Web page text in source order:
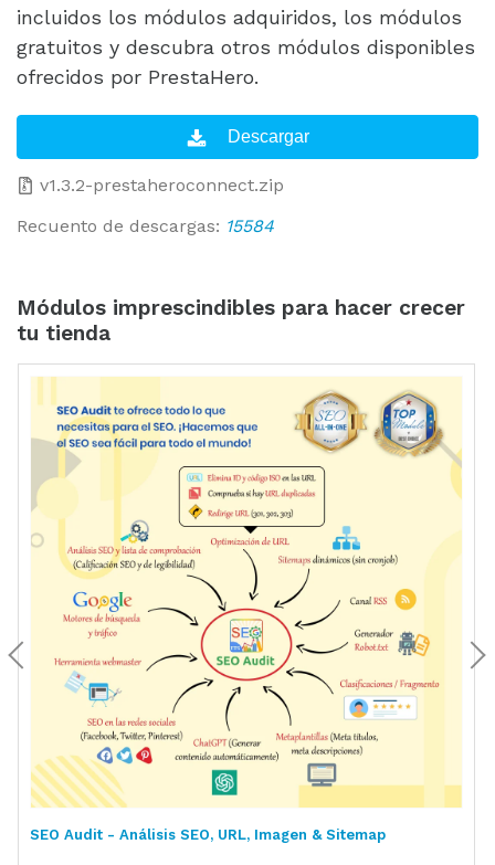
incluidos los módulos adquiridos, los módulos
gratuitos y descubra otros módulos disponibles
ofrecidos por PrestaHero.
v1.3.2-prestaheroconnect.zip
Recuento de descargas: 15584
Módulos imprescindibles para hacer crecer
tu tienda
SEO Audit - Análisis SEO, URL, Imagen & Sitemap